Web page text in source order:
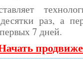
раз, а
7 дней.